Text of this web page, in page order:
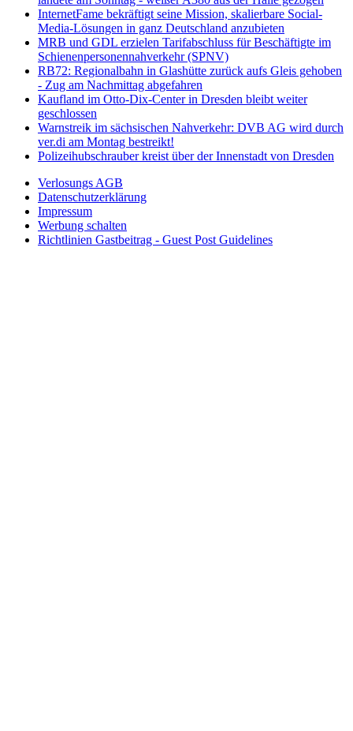
InternetFame bekräftigt seine Mission, skalierbare Social-
Media-Lösungen in ganz Deutschland anzubieten
MRB und GDL erzielen Tarifabschluss für Beschäftigte im
Schienenpersonennahverkehr (SPNV)
RB72: Regionalbahn in Glashütte zurück aufs Gleis gehoben
- Zug am Nachmittag abgefahren
Kaufland im Otto-Dix-Center in Dresden bleibt weiter
geschlossen
Warnstreik im sächsischen Nahverkehr: DVB AG wird durch
ver.di am Montag bestreikt!
Polizeihubschrauber kreist über der Innenstadt von Dresden
Verlosungs AGB
Datenschutzerklärung
Impressum
Werbung schalten
Richtlinien Gastbeitrag - Guest Post Guidelines